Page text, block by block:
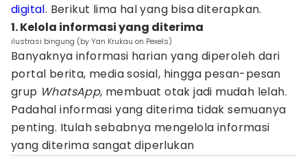
digital. Berikut lima hal yang bisa diterapkan.
1. Kelola informasi yang diterima
ilustrasi bingung (by Yan Krukau on Pexels)
Banyaknya informasi harian yang diperoleh dari
portal berita, media sosial, hingga pesan-pesan
grup WhatsApp, membuat otak jadi mudah lelah.
Padahal informasi yang diterima tidak semuanya
penting. Itulah sebabnya mengelola informasi
yang diterima sangat diperlukan